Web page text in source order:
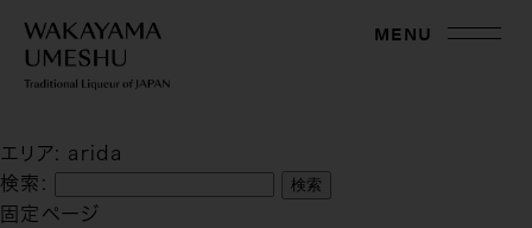
MENU
エリア: arida
検索:
固定ページ